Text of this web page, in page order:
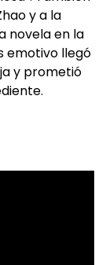
y a la
novela en la
emotivo llegó
y prometió